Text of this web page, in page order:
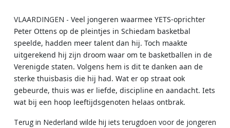
VLAARDINGEN - Veel jongeren waarmee YETS-oprichter
Peter Ottens op de pleintjes in Schiedam basketbal
speelde, hadden meer talent dan hij. Toch maakte
uitgerekend hij zijn droom waar om te basketballen in de
Verenigde staten. Volgens hem is dit te danken aan de
sterke thuisbasis die hij had. Wat er op straat ook
gebeurde, thuis was er liefde, discipline en aandacht. Iets
wat bij een hoop leeftijdsgenoten helaas ontbrak.
Terug in Nederland wilde hij iets terugdoen voor de jongeren